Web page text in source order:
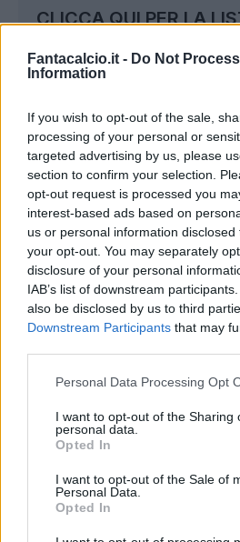
Fantacalcio.it - Do Not
Information
If you wish to opt-out of the sale,
processing of your personal or
targeted advertising by us, please
section to confirm your selection.
opt-out request is processed you
interest-based ads based on
us or personal information
your opt-out. You may separately
disclosure of your personal
IAB’s list of downstream
also be disclosed by us to third
Downstream Participants that may
Personal Data Processing Opt
I want to opt-out of the Sharing
personal data.
Opted In
I want to opt-out of the Sale of
Personal Data.
Opted In
CLICCA QUI PER LA
LISTA BONUS
Girone D, alla scoperta
CONVOCATI:
Portieri:Patrick Beach
Paul Izzo (Randers FC),
(Levante
Jordan Bos
Burgess
(Swansea City),
(Albirex
Niigata), Lucas